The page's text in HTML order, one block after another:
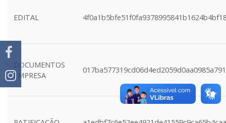
EDITAL
DOCUMENTOS
EMPRESA